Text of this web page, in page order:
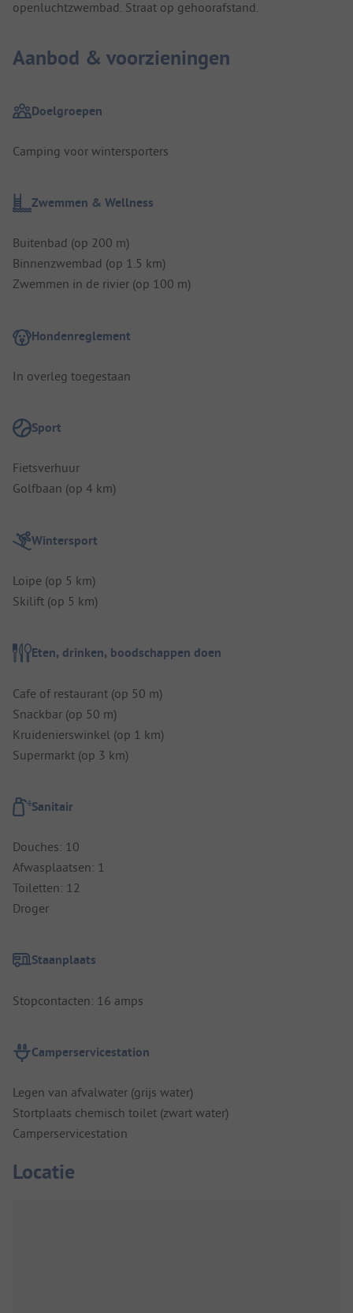
openluchtzwembad. Straat op gehoorafstand.
Aanbod & voorzieningen
Doelgroepen
Camping voor wintersporters
Zwemmen & Wellness
Buitenbad (op 200 m)
Binnenzwembad (op 1.5 km)
Zwemmen in de rivier (op 100 m)
Hondenreglement
In overleg toegestaan
Sport
Fietsverhuur
Golfbaan (op 4 km)
Wintersport
Loipe (op 5 km)
Skilift (op 5 km)
Eten, drinken, boodschappen doen
Cafe of restaurant (op 50 m)
Snackbar (op 50 m)
Kruidenierswinkel (op 1 km)
Supermarkt (op 3 km)
Sanitair
Douches: 10
Afwasplaatsen: 1
Toiletten: 12
Droger
Staanplaats
Stopcontacten: 16 amps
Camperservicestation
Legen van afvalwater (grijs water)
Stortplaats chemisch toilet (zwart water)
Camperservicestation
Locatie